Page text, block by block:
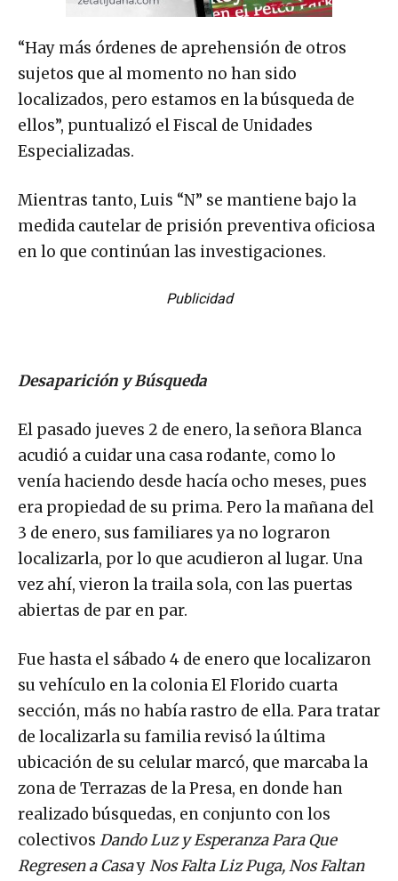
“Hay más órdenes de aprehensión de otros
sujetos que al momento no han sido
localizados, pero estamos en la búsqueda de
ellos”, puntualizó el Fiscal de Unidades
Especializadas.
Mientras tanto, Luis “N” se mantiene bajo la
medida cautelar de prisión preventiva oficiosa
en lo que continúan las investigaciones.
Publicidad
Desaparición y Búsqueda
El pasado jueves 2 de enero, la señora Blanca
acudió a cuidar una casa rodante, como lo
venía haciendo desde hacía ocho meses, pues
era propiedad de su prima. Pero la mañana del
3 de enero, sus familiares ya no lograron
localizarla, por lo que acudieron al lugar. Una
vez ahí, vieron la traila sola, con las puertas
abiertas de par en par.
Fue hasta el sábado 4 de enero que localizaron
su vehículo en la colonia El Florido cuarta
sección, más no había rastro de ella. Para tratar
de localizarla su familia revisó la última
ubicación de su celular marcó, que marcaba la
zona de Terrazas de la Presa, en donde han
realizado búsquedas, en conjunto con los
colectivos Dando Luz y Esperanza Para Que
Regresen a CasayNos Falta Liz Puga, Nos Faltan